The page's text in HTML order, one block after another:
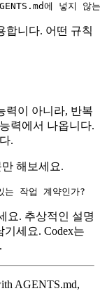
에 넣지 않
합니다. 어떤 규칙
력이 아니라, 반복
력에서 나옵니다.
.
해보세요.
작업 계약인가?
요. 추상적인 설명
세요. Codex는
AGENTS.md,